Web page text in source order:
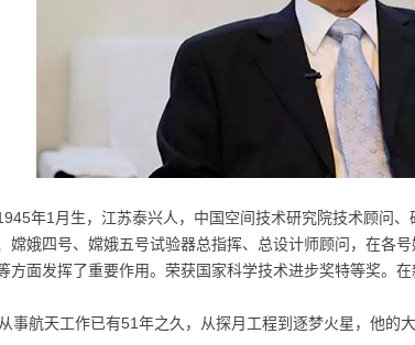
年1月生，江苏泰兴人，中国空间技术研究院技术顾问
嫦娥四号、嫦娥五号试验器总指挥、总设计师顾问，在各
方面发挥了重要作用。荣获国家科学技术进步奖特等奖。
事航天工作已有51年之久，从探月工程到逐梦火星，他的